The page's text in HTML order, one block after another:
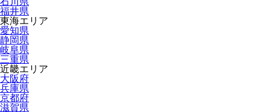
福井県
東海エリア
愛知県
静岡県
岐阜県
三重県
近畿エリア
大阪府
兵庫県
京都府
滋賀県